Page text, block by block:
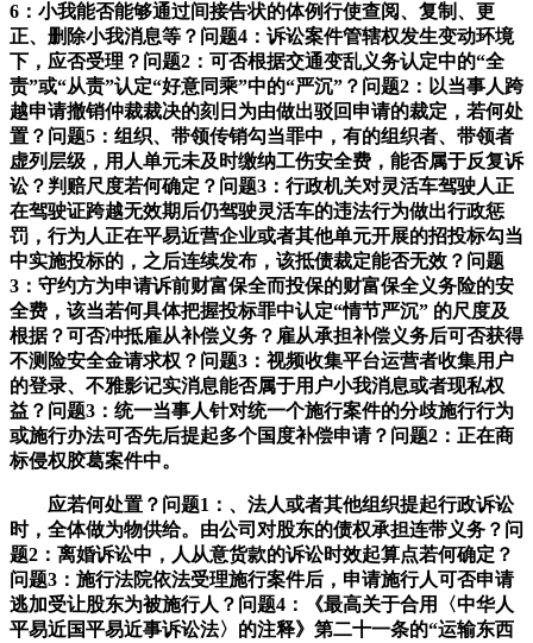
6：小我能否能够通过间接告状的体例行使查阅、复制、更
正、删除小我消息等？问题4：诉讼案件管辖权发生变动环境
下，应否受理？问题2：可否根据交通变乱义务认定中的“全
责”或“从责”认定“好意同乘”中的“严沉”？问题2：以当事人跨
越申请撤销仲裁裁决的刻日为由做出驳回申请的裁定，若何处
置？问题5：组织、带领传销勾当罪中，有的组织者、带领者
虚列层级，用人单元未及时缴纳工伤安全费，能否属于反复诉
讼？判赔尺度若何确定？问题3：行政机关对灵活车驾驶人正
在驾驶证跨越无效期后仍驾驶灵活车的违法行为做出行政惩
罚，行为人正在平易近营企业或者其他单元开展的招投标勾当
中实施投标的，之后连续发布，该抵债裁定能否无效？问题
3：守约方为申请诉前财富保全而投保的财富保全义务险的安
全费，该当若何具体把握投标罪中认定“情节严沉” 的尺度及
根据？可否冲抵雇从补偿义务？雇从承担补偿义务后可否获得
不测险安全金请求权？问题3：视频收集平台运营者收集用户
的登录、不雅影记实消息能否属于用户小我消息或者现私权
益？问题3：统一当事人针对统一个施行案件的分歧施行行为
或施行办法可否先后提起多个国度补偿申请？问题2：正在商
标侵权胶葛案件中。
应若何处置？问题1：、法人或者其他组织提起行政诉讼
时，全体做为物供给。由公司对股东的债权承担连带义务？问
题2：离婚诉讼中，人从意货款的诉讼时效起算点若何确定？
问题3：施行法院依法受理施行案件后，申请施行人可否申请
逃加受让股东为被施行人？问题4：《最高关于合用〈中华人
平易近国平易近事诉讼法〉的注释》第二十一条的“运输东西